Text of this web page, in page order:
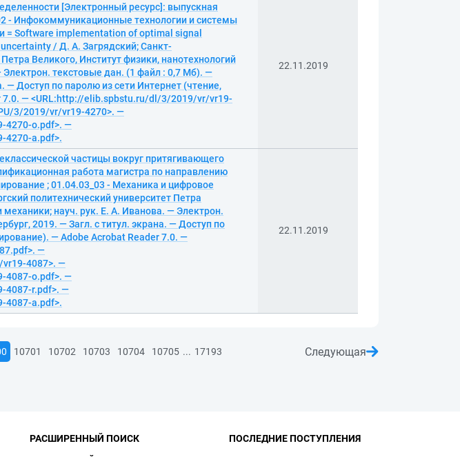
[Электронный ресурс]: выпускная
- Инфокоммуникационные технологии и системы
= Software implementation of optimal signal
/ Д. А. Загрядский; Санкт-
Великого, Институт физики, нанотехнологий
текстовые дан. (1 файл : 0,7 Мб). —
— Доступ по паролю из сети Интернет (чтение,
7.0. — <URL:http://elib.spbstu.ru/dl/3/2019/vr/vr19-
3/2019/vr/vr19-4270>. —
4270-o.pdf>. —
4270-a.pdf>.
22.11.2019
частицы вокруг притягивающего
работа магистра по направлению
; 01.04.03_03 - Механика и цифровое
политехнический университет Петра
науч. рук. Е. А. Иванова. — Электрон.
2019. — Загл. с титул. экрана. — Доступ по
— Adobe Acrobat Reader 7.0. —
—
4087>. —
4087-o.pdf>. —
4087-r.pdf>. —
4087-a.pdf>.
22.11.2019
10701 10702 10703 10704 10705 ... 17193 Следующая
РАСШИРЕННЫЙ ПОИСК
ПОСЛЕДНИЕ ПОСТУПЛЕНИЯ